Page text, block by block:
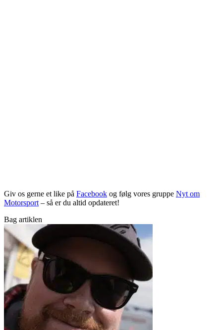
Giv os gerne et like på Facebook og følg vores gruppe Nyt om
Motorsport– så er du altid opdateret!
Bag artiklen